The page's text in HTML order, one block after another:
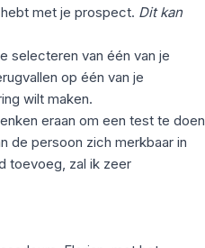
met je prospect. Dit kan
selecteren van één van je
op één van je
wilt maken.
eraan om een test te doen
de persoon zich merkbaar in
toevoeg, zal ik zeer